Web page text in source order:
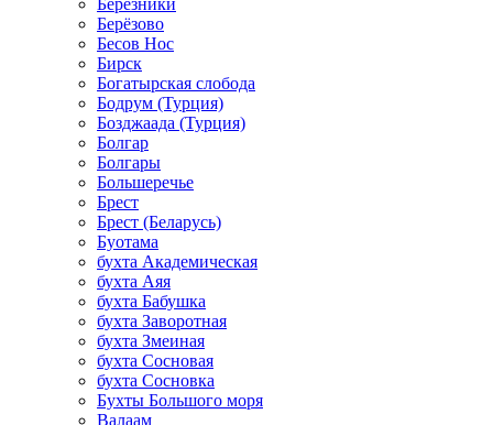
Березники
Берёзово
Бесов Нос
Бирск
Богатырская слобода
Бодрум (Турция)
Бозджаада (Турция)
Болгар
Болгары
Большеречье
Брест
Брест (Беларусь)
Буотама
бухта Академическая
бухта Аяя
бухта Бабушка
бухта Заворотная
бухта Змеиная
бухта Сосновая
бухта Сосновка
Бухты Большого моря
Валаам